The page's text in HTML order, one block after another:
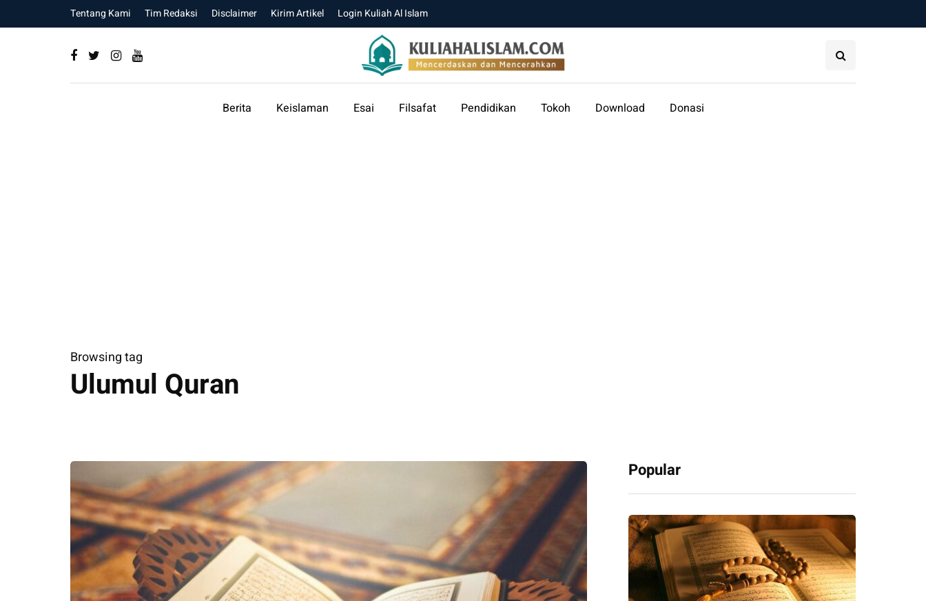
Tentang Kami Tim Redaksi Disclaimer Kirim Artikel Login Kuliah Al Islam
Berita Keislaman Esai Filsafat Pendidikan Tokoh Download Donasi
Browsing tag
Ulumul Quran
Popular